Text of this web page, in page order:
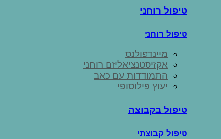
טיפול רוחני
טיפול רוחני
מיינדפולנס
אקזיסטנציאליזם רוחני
התמודדות עם כאב
יעוץ פילוסופי
טיפול בקבוצה
טיפול קבוצתי